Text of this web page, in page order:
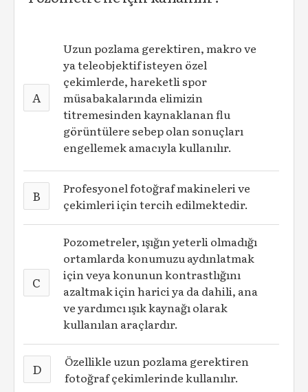
A
Uzun pozlama gerektiren, makro ve
ya teleobjektif isteyen özel
çekimlerde, hareketli spor
müsabakalarında elimizin
titremesinden kaynaklanan flu
görüntülere sebep olan sonuçları
engellemek amacıyla kullanılır.
B
Profesyonel fotoğraf makineleri ve
çekimleri için tercih edilmektedir.
C
Pozometreler, ışığın yeterli olmadığı
ortamlarda konumuzu aydınlatmak
için veya konunun kontrastlığını
azaltmak için harici ya da dahili, ana
ve yardımcı ışık kaynağı olarak
kullanılan araçlardır.
D
Özellikle uzun pozlama gerektiren
fotoğraf çekimlerinde kullanılır.